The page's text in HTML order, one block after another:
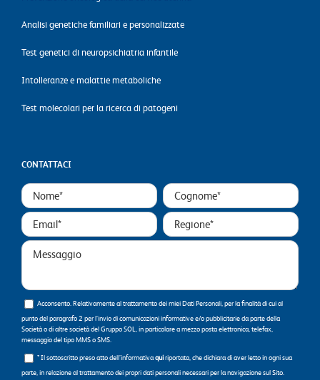
Analisi genetiche familiari e personalizzate
Test genetici di neuropsichiatria infantile
Intolleranze e malattie metaboliche
Test molecolari per la ricerca di patogeni
CONTATTACI
Acconsento. Relativamente al trattamento dei miei Dati Personali, per la finalità di cui al
punto del paragrafo 2 per l’invio di comunicazioni informative e/o pubblicitarie da parte della
Società o di altre società del Gruppo SOL, in particolare a mezzo posta elettronica, telefax,
messaggio del tipo MMS o SMS.
* Il sottoscritto preso atto dell’informativaquiriportata, che dichiara di aver letto in ogni sua
parte, in relazione al trattamento dei propri dati personali necessari per la navigazione sul Sito.